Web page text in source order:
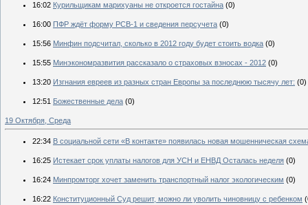
16:02 Курильщикам марихуаны не откроется гостайна (0)
16:00 ПФР ждёт форму РСВ-1 и сведения персучета (0)
15:56 Минфин подсчитал, сколько в 2012 году будет стоить водка (0)
15:55 Минэкономразвития рассказало о страховых взносах - 2012 (0)
13:20 Изгнания евреев из разных стран Европы за последнюю тысячу лет: (0)
12:51 Божественные дела (0)
19 Октября, Среда
22:34 В социальной сети «В контакте» появилась новая мошенническая
16:25 Истекает срок уплаты налогов для УСН и ЕНВД Осталась неделя (0)
16:24 Минпромторг хочет заменить транспортный налог экологическим (0)
16:22 Конституционный Суд решит, можно ли уволить чиновницу с ребенком